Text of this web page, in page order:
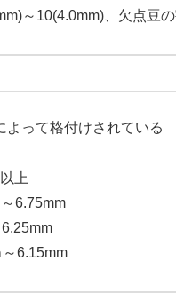
～10(4.0mm)、欠点豆
よって格付けされている
上
6.75mm
6.15mm